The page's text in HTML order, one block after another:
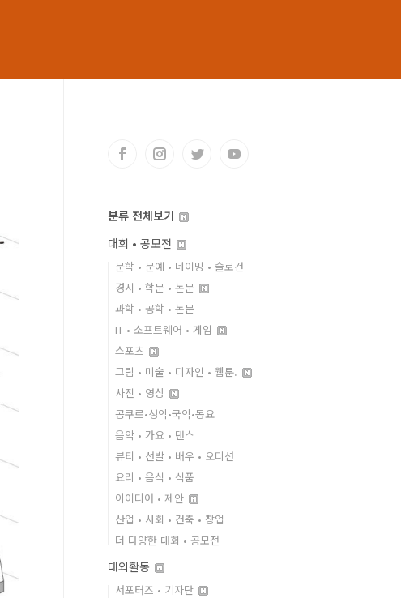
분류 전체보기
대회 • 공모전
문학 • 문예 • 네이밍 • 슬로건
경시 • 학문 • 논문
과학 • 공학 • 논문
IT • 소프트웨어 • 게임
스포츠
그림 • 미술 • 디자인 • 웹툰.
사진 • 영상
콩쿠르•성악•국악•동요
음악 • 가요 • 댄스
뷰티 • 선발 • 배우 • 오디션
요리 • 음식 • 식품
아이디어 • 제안
산업 • 사회 • 건축 • 창업
더 다양한 대회 • 공모전
대외활동
서포터즈 • 기자단